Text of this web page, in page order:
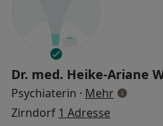
Dr. med. Heike-Ariane
Psychiaterin · Mehrüber
Zirndorf 1 Adresse